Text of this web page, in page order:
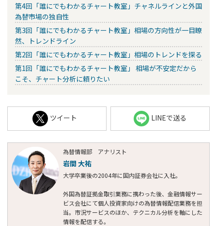
第4回「誰にでもわかるチャート教室」チャネルラインと外国
為替市場の独自性
第3回「誰にでもわかるチャート教室」相場の方向性が一目瞭
然、トレンドライン
第2回「誰にでもわかるチャート教室」相場のトレンドを探る
第1回「誰にでもわかるチャート教室」 相場が不安定だから
こそ、チャート分析に頼りたい
ツイート LINEで送る
為替情報部 アナリスト
岩間 大祐
大学卒業後の2004年に国内証券会社に入社。
外国為替証拠金取引業務に携わった後、金融情報サー
ビス会社にて個人投資家向けの為替情報配信業務を担
当。市況サービスのほか、テクニカル分析を軸にした
情報を配信する。